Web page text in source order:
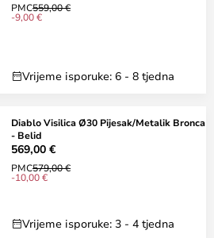
PMC559,00 €
-9,00 €
Vrijeme isporuke: 6 - 8 tjedna
Diablo Visilica Ø30 Pijesak/Metalik Bronca
- Belid
569,00 €
PMC579,00 €
-10,00 €
Vrijeme isporuke: 3 - 4 tjedna